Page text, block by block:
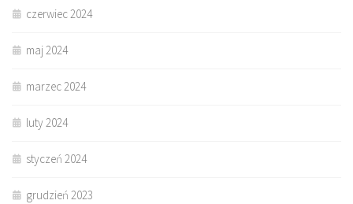
czerwiec 2024
maj 2024
marzec 2024
luty 2024
styczeń 2024
grudzień 2023